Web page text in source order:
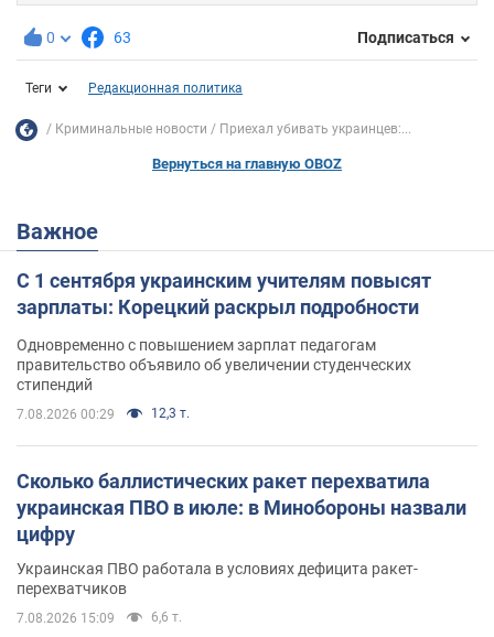
0 63 Подписаться
Теги Редакционная политика
Криминальные новости Приехал убивать украинцев:...
Вернуться на главную OBOZ
Важное
С 1 сентября украинским учителям повысят
зарплаты: Корецкий раскрыл подробности
Одновременно с повышением зарплат педагогам
правительство объявило об увеличении студенческих
стипендий
7.08.2026 00:29 12,3 т.
Сколько баллистических ракет перехватила
украинская ПВО в июле: в Минобороны назвали
цифру
Украинская ПВО работала в условиях дефицита ракет-
перехватчиков
7.08.2026 15:09 6,6 т.